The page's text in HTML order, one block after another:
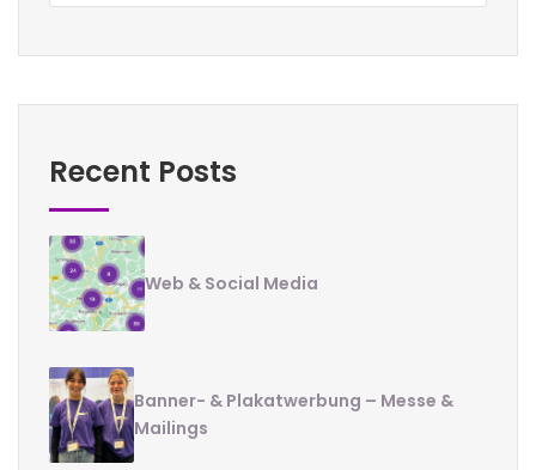
Recent Posts
Web & Social Media
Banner- & Plakatwerbung – Messe &
Mailings